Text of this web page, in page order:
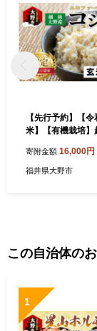
【先行予約】【
米】【有機栽培】
こしひかり5kg（
26年10月より順次
寄附金額 16,000円
福井県大野市
この自治体の
1